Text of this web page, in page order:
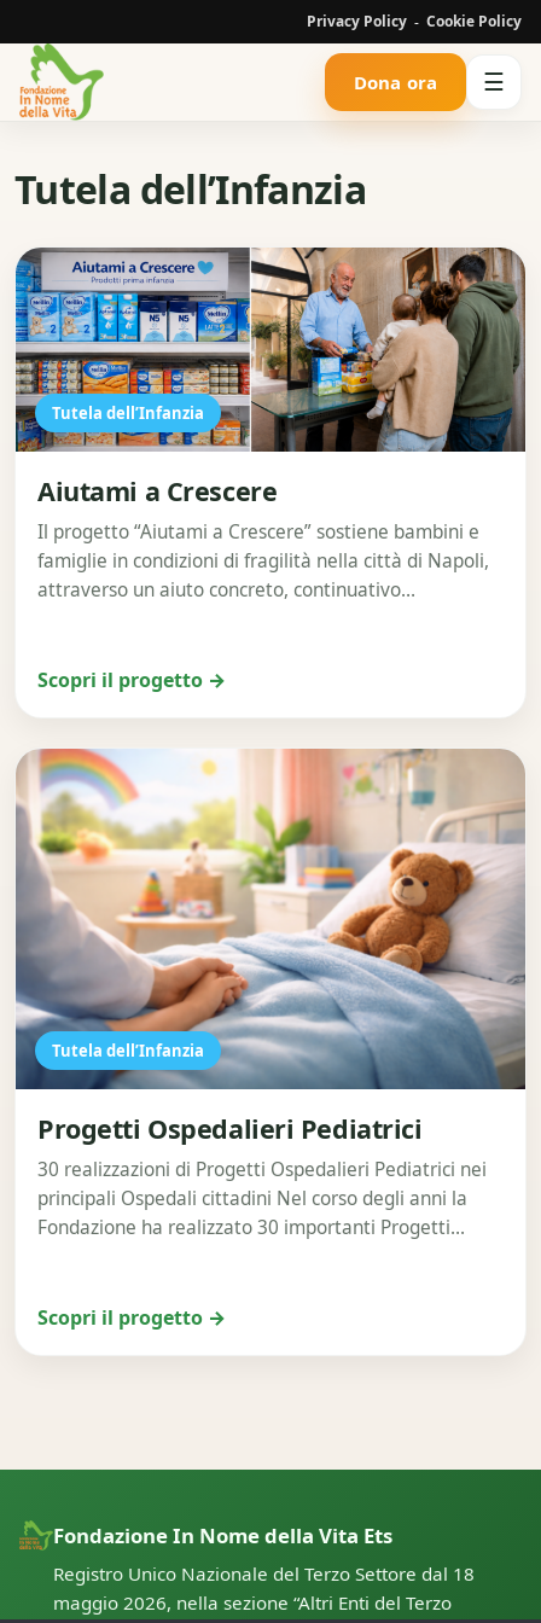
Privacy Policy - Cookie Policy
Dona ora ☰
Tutela dell’Infanzia
Tutela dell’Infanzia
Aiutami a Crescere
Il progetto “Aiutami a Crescere” sostiene bambini e
famiglie in condizioni di fragilità nella città di Napoli,
attraverso un aiuto concreto, continuativo…
Scopri il progetto →
Tutela dell’Infanzia
Progetti Ospedalieri Pediatrici
30 realizzazioni di Progetti Ospedalieri Pediatrici nei
principali Ospedali cittadini Nel corso degli anni la
Fondazione ha realizzato 30 importanti Progetti
Scopri il progetto →
Fondazione In Nome della Vita Ets
Registro Unico Nazionale del Terzo Settore dal 18
maggio 2026, nella sezione “Altri Enti del Terzo